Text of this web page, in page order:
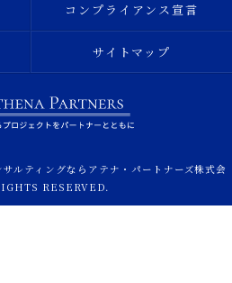
コンプライアンス宣言
サイトマップ
ルティングならアテナ・パートナーズ株式会
RESERVED.